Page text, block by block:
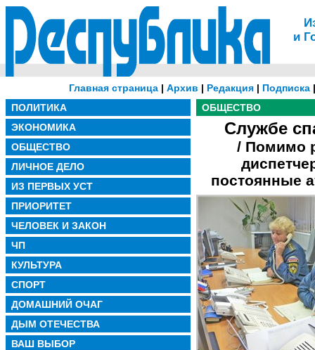
и
Главная страница | Архив | Редакция | Подписка
ПОЛИТИКА
ЭКОНОМИКА
ОБЩЕСТВО
ЛИЧНОЕ ДЕЛО
ИЗ ПЕРВЫХ УСТ
ПРИОРИТЕТ
ЧЕЛОВЕК И ЗАКОН
ЧП
КУЛЬТУРА
СПОРТ
ДОМАШНИЙ ОЧАГ
ДЫМ ОТЕЧЕСТВА
ВАШ ВЫБОР
ОБЩЕСТВО
Службе
/ Помимо
постоянные